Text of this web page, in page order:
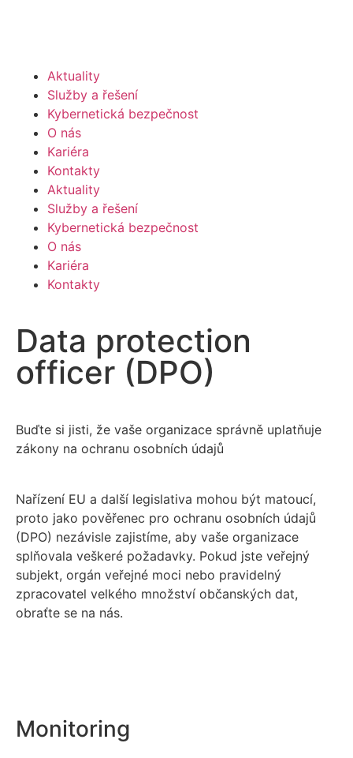
Aktuality
Služby a řešení
Kybernetická bezpečnost
O nás
Kariéra
Kontakty
Aktuality
Služby a řešení
Kybernetická bezpečnost
O nás
Kariéra
Kontakty
Data protection
officer (DPO)
Buďte si jisti, že vaše organizace správně uplatňuje
zákony na ochranu osobních údajů
Nařízení EU a další legislativa mohou být matoucí,
proto jako pověřenec pro ochranu osobních údajů
(DPO) nezávisle zajistíme, aby vaše organizace
splňovala veškeré požadavky. Pokud jste veřejný
subjekt, orgán veřejné moci nebo pravidelný
zpracovatel velkého množství občanských dat,
obraťte se na nás.
Monitoring